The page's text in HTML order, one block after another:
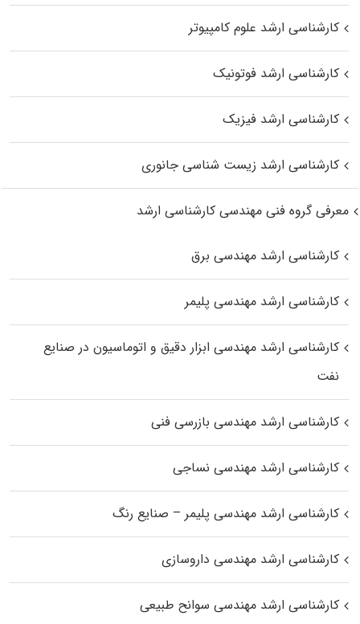
کارشناسی ارشد علوم کامپیوتر
کارشناسی ارشد فوتونیک
کارشناسی ارشد فیزیک
کارشناسی ارشد زیست‌ شناسی جانوری
معرفی گروه فنی مهندسی کارشناسی ارشد
کارشناسی ارشد مهندسی برق
کارشناسی ارشد مهندسی پلیمر
کارشناسی ارشد مهندسی ابزار دقیق و اتوماسیون در صنایع
نفت
کارشناسی ارشد مهندسی بازرسی فنی
کارشناسی ارشد مهندسی نساجی
کارشناسی ارشد مهندسی پلیمر – صنایع رنگ
کارشناسی ارشد مهندسی داروسازی
کارشناسی ارشد مهندسی سوانح طبیعی